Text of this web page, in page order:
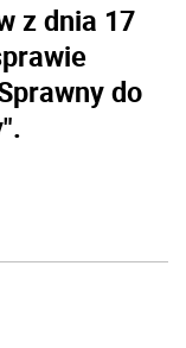
z dnia 17
do